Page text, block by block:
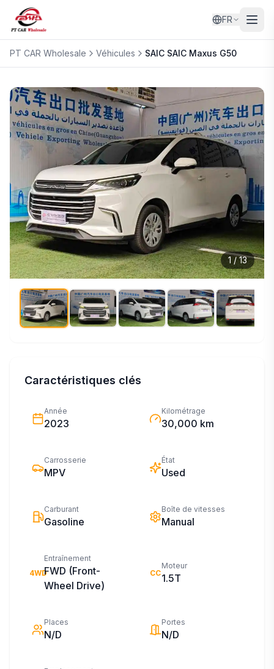
FR
PT CAR Wholesale Véhicules SAIC SAIC Maxus G50
1 / 13
Caractéristiques clés
Année
2023
Kilométrage
30,000 km
Carrosserie
MPV
État
Used
Carburant
Gasoline
Boîte de vitesses
Manual
4WD
Entraînement
FWD (Front-
Wheel Drive)
CC
Moteur
1.5T
Places
N/D
Portes
N/D